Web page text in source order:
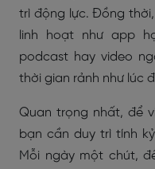
trì động lực. Đồng
linh hoạt như app
podcast hay video
thời gian rảnh như lúc
Quan trọng nhất, để
bạn cần duy trì tính
Mỗi ngày một chút,